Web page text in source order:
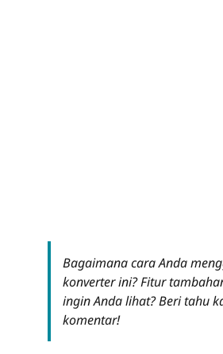
Bagaimana cara Anda
konverter ini? Fitur
ingin Anda lihat? Beri tahu
komentar!